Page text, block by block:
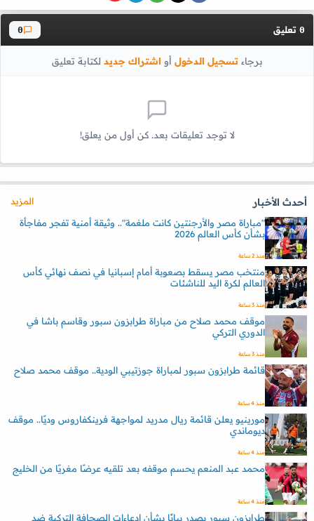
0 تعليق 0
برجاءتسجيل الدخول أواشتراك جديد لكتابة تعليق
لا توجد تعليقات بعد. كن أول من يعلق!
أحدث الأخبار
المزيد
"مباراة مصر والأرجنتين كانت ملغمة".. وثيقة أمنية تفجر مفاجأة
بشأن كأس العالم 2026
منذ 2 ساعة
منتخب مصر يسقط بصعوبة أمام إسبانيا في نصف نهائي كأس
العالم لكرة اليد للناشئات
منذ 3 ساعة
موقف محمد صلاح من مباراة طرابزون سبور وقاسم باشا في
الدوري التركي
منذ 3 ساعة
قائمة طرابزون سبور لمباراة جوزتيبي الودية.. موقف محمد صلاح
منذ 4 ساعة
مورينيو يعلن قائمة ريال مدريد لمواجهة فرينكفاروس وديًا.. موقف
ديوماندي
منذ 4 ساعة
محمد عبد المنعم يحسم موقفه بعد تلقيه عرضًا مغريًا من الخليج
منذ 4 ساعة
طرابزون سبور يصدر بيانًا بشأن إدعاءات الصحافة التركية ضد